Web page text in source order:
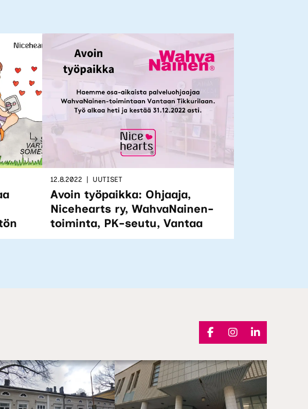
12.8.2022 UUTISET
Avoin työpaikka: Ohjaaja,
Nicehearts ry, WahvaNainen-
toiminta, PK-seutu, Vantaa